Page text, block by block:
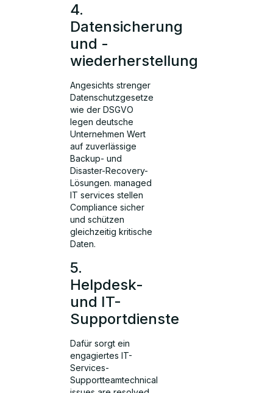
4.
Datensicherung
und -
wiederherstellung
Angesichts strenger
Datenschutzgesetze
wie der DSGVO
legen deutsche
Unternehmen Wert
auf zuverlässige
Backup- und
Disaster-Recovery-
Lösungen. managed
IT services stellen
Compliance sicher
und schützen
gleichzeitig kritische
Daten.
5.
Helpdesk-
und IT-
Supportdienste
Dafür sorgt ein
engagiertes IT-
Services-
Supportteamtechnical